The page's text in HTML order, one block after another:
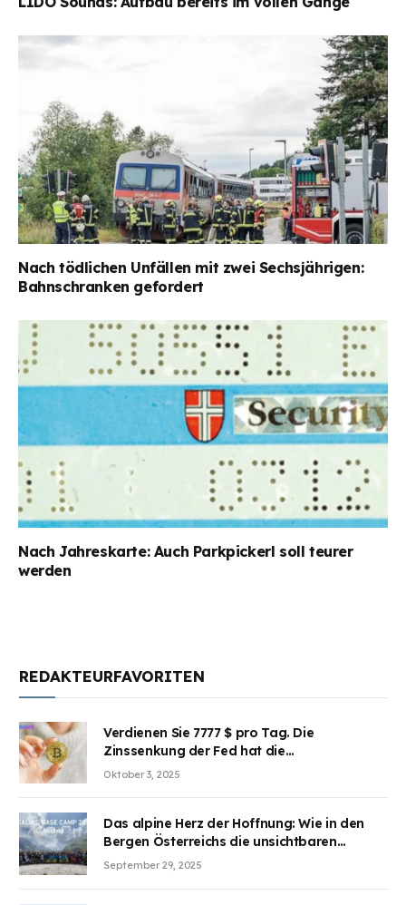
Nach tödlichen Unfällen mit zwei Sechsjährigen:
Bahnschranken gefordert
Nach Jahreskarte: Auch Parkpickerl soll teurer
werden
REDAKTEURFAVORITEN
Verdienen Sie 7777 $ pro Tag. Die
Zinssenkung der Fed hat die
Aufmerksamkeit des Marktes erregt.
Oktober 3, 2025
Das alpine Herz der Hoffnung: Wie in den
Bergen Österreichs die unsichtbaren
Wunden des Kriegesheilen
September 29, 2025